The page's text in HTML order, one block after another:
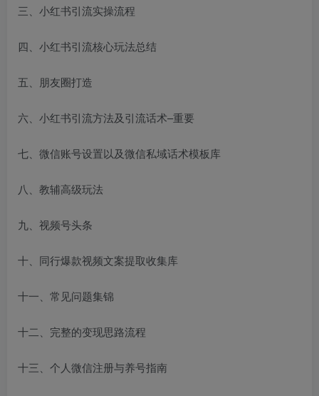
三、小红书引流实操流程
四、小红书引流核心玩法总结
五、朋友圈打造
六、小红书引流方法及引流话术–重要
七、微信账号设置以及微信私域话术模板库
八、教辅高级玩法
九、视频号头条
十、同行爆款视频文案提取收集库
十一、常见问题集锦
十二、完整的变现思路流程
十三、个人微信注册与养号指南